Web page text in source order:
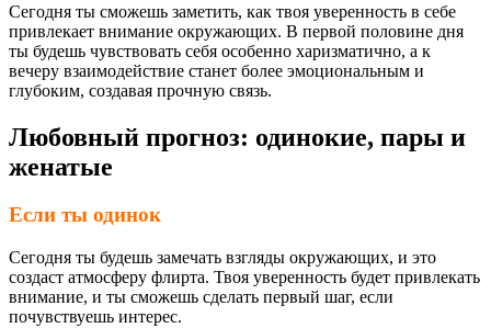
Сегодня ты сможешь заметить, как твоя уверенность в себе
привлекает внимание окружающих. В первой половине дня
ты будешь чувствовать себя особенно харизматично, а к
вечеру взаимодействие станет более эмоциональным и
глубоким, создавая прочную связь.
Любовный прогноз: одинокие, пары и
женатые
Если ты одинок
Сегодня ты будешь замечать взгляды окружающих, и это
создаст атмосферу флирта. Твоя уверенность будет привлекать
внимание, и ты сможешь сделать первый шаг, если
почувствуешь интерес.